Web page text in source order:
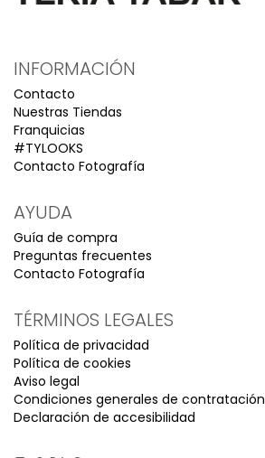
INFORMACIÓN
Contacto
Nuestras Tiendas
Franquicias
#TYLOOKS
Contacto Fotografía
AYUDA
Guía de compra
Preguntas frecuentes
Contacto Fotografía
TÉRMINOS LEGALES
Política de privacidad
Política de cookies
Aviso legal
Condiciones generales de contratación
Declaración de accesibilidad